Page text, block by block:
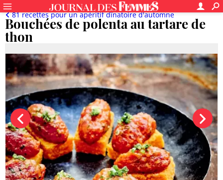
Bouchées de polenta au tartare de
thon
81 recettes pour un apéritif dînatoire d'automne